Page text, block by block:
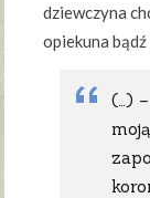
dziewczyna
opiekuna
(…)